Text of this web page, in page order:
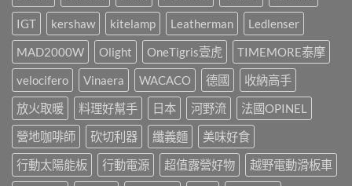
中
都
是
靠
這
盞!!!〉
中
露
營
區，
3
年
間
承
載
了
許
多
人
的
戶
外
IGT
kershaw kitelamp Leatherman
Ledlenser
MAD2000W
Olight OneTigris壹虎
TIMEMORE泰摩
velocifero
Vinaera WACACO 德國
收納高手
放火取暖
料理好幫手 日本 河野流
法國OPINEL
營地咖啡師
砍切利器 纖義麵
美味好食
行動太陽能板
行動電源 超值露營好物
越野電動滑板車